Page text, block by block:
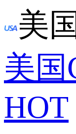
美
美国
HOT